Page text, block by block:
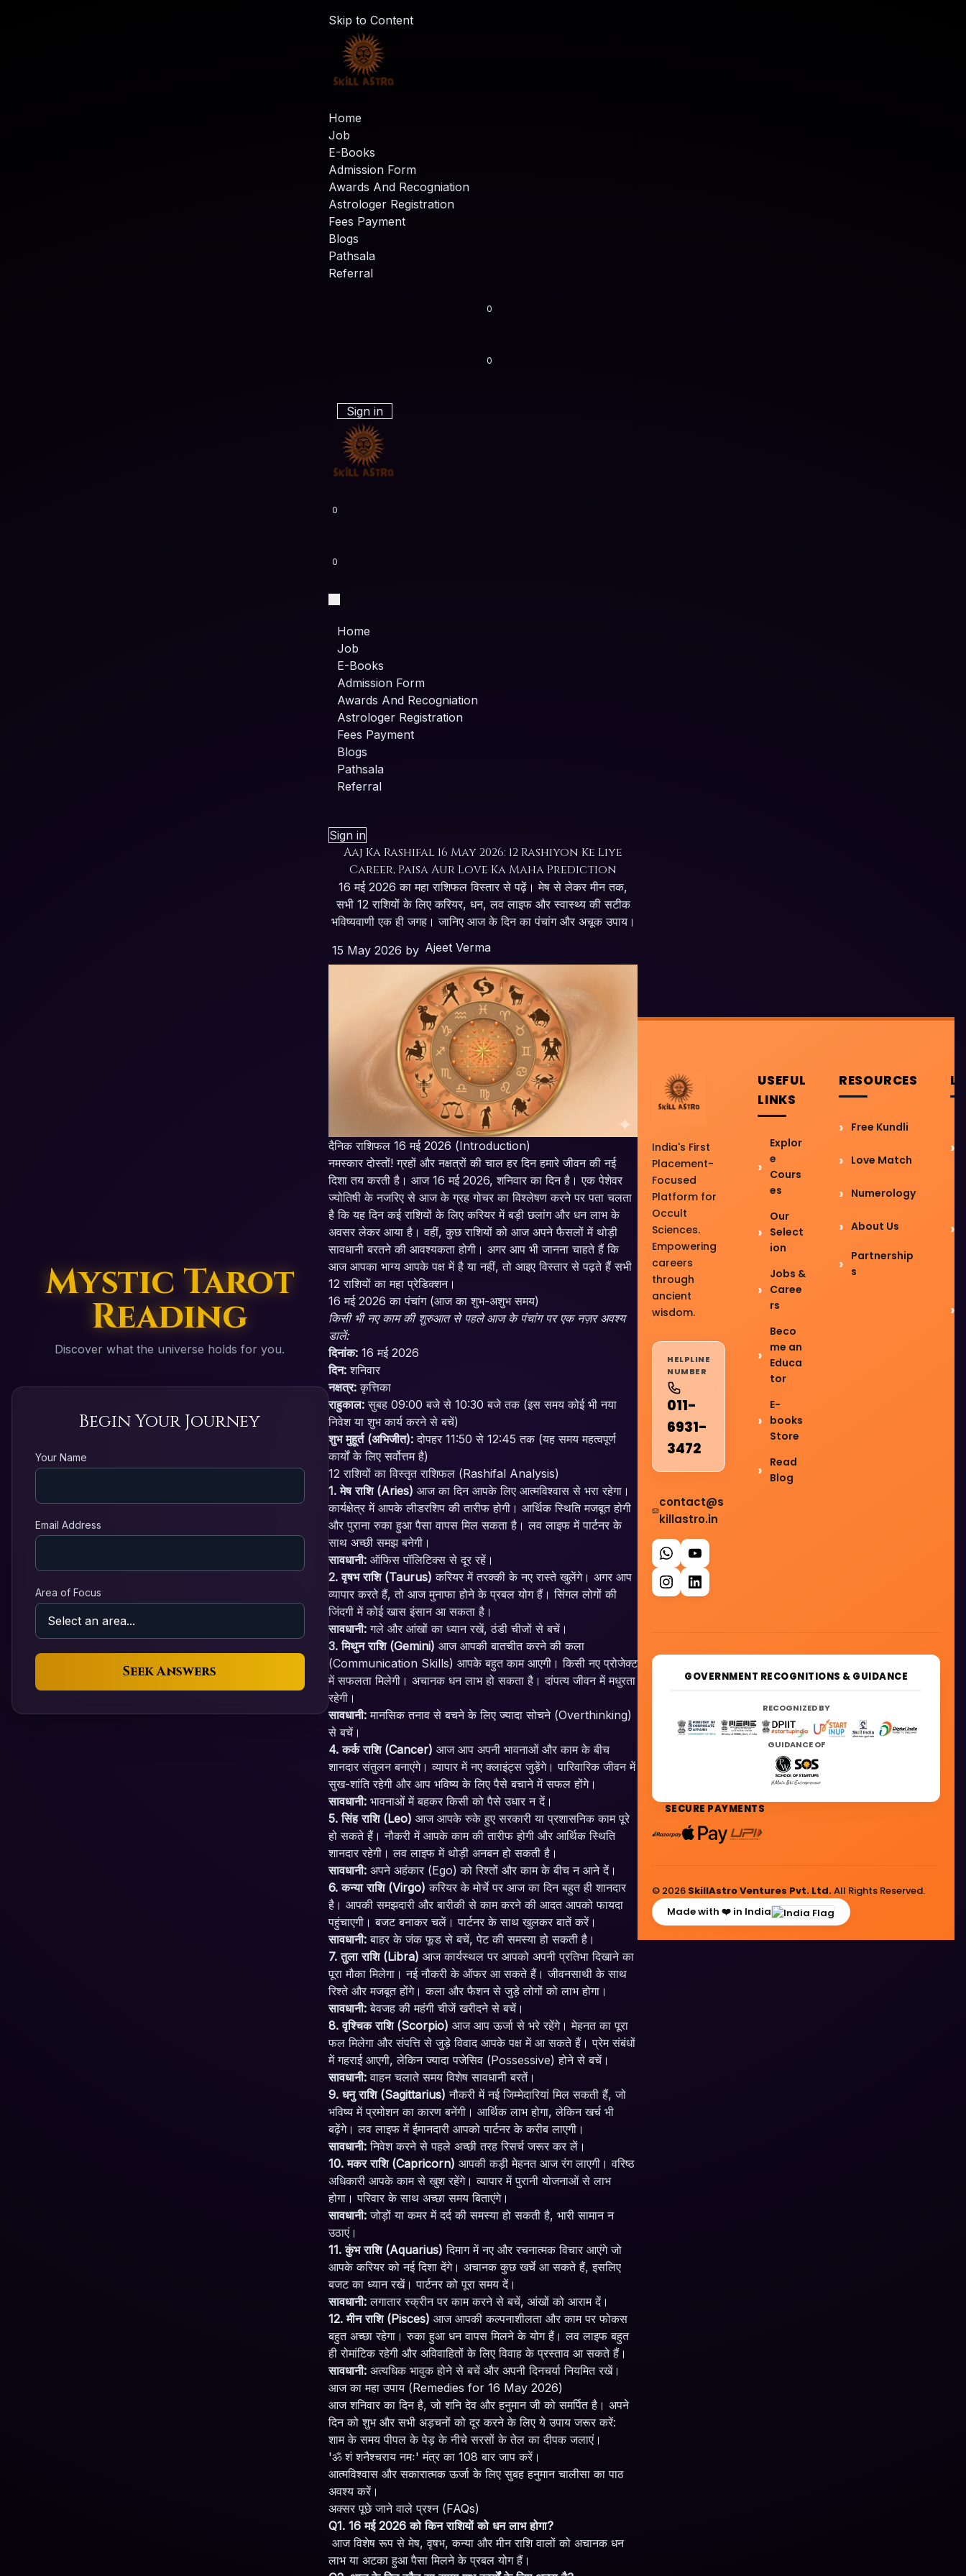
Mystic Tarot
Reading
Discover what the universe holds for you.
Begin Your Journey
Your Name
Email Address
Area of Focus
Seek Answers
Skip to Content
Home
Job
E-Books
Admission Form
Awards And Recogniation
Astrologer Registration
Fees Payment
Blogs
Pathsala
Referral
0
0
Sign in
0
0
Home
Job
E-Books
Admission Form
Awards And Recogniation
Astrologer Registration
Fees Payment
Blogs
Pathsala
Referral
Sign in
Aaj Ka Rashifal 16 May 2026: 12 Rashiyon Ke Liye
Career, Paisa Aur Love Ka Maha Prediction
16 मई 2026 का महा राशिफल विस्तार से पढ़ें। मेष से लेकर मीन तक,
सभी 12 राशियों के लिए करियर, धन, लव लाइफ और स्वास्थ्य की सटीक
भविष्यवाणी एक ही जगह। जानिए आज के दिन का पंचांग और अचूक उपाय।
15 May 2026 by Ajeet Verma
दैनिक राशिफल 16 मई 2026 (Introduction)
नमस्कार दोस्तों! ग्रहों और नक्षत्रों की चाल हर दिन हमारे जीवन की नई
दिशा तय करती है। आज 16 मई 2026, शनिवार का दिन है। एक पेशेवर
ज्योतिषी के नजरिए से आज के ग्रह गोचर का विश्लेषण करने पर पता चलता
है कि यह दिन कई राशियों के लिए करियर में बड़ी छलांग और धन लाभ के
अवसर लेकर आया है। वहीं, कुछ राशियों को आज अपने फैसलों में थोड़ी
सावधानी बरतने की आवश्यकता होगी। अगर आप भी जानना चाहते हैं कि
आज आपका भाग्य आपके पक्ष में है या नहीं, तो आइए विस्तार से पढ़ते हैं सभी
12 राशियों का महा प्रेडिक्शन।
16 मई 2026 का पंचांग (आज का शुभ-अशुभ समय)
किसी भी नए काम की शुरुआत से पहले आज के पंचांग पर एक नज़र अवश्य
डालें:
दिनांक:16 मई 2026
दिन:शनिवार
नक्षत्र:कृत्तिका
राहुकाल:सुबह 09:00 बजे से 10:30 बजे तक (इस समय कोई भी नया
निवेश या शुभ कार्य करने से बचें)
शुभ मुहूर्त (अभिजीत):दोपहर 11:50 से 12:45 तक (यह समय महत्वपूर्ण
कार्यों के लिए सर्वोत्तम है)
12 राशियों का विस्तृत राशिफल (Rashifal Analysis)
1. मेष राशि (Aries) आज का दिन आपके लिए आत्मविश्वास से भरा रहेगा।
कार्यक्षेत्र में आपके लीडरशिप की तारीफ होगी। आर्थिक स्थिति मजबूत होगी
और पुराना रुका हुआ पैसा वापस मिल सकता है। लव लाइफ में पार्टनर के
साथ अच्छी समझ बनेगी।
सावधानी:ऑफिस पॉलिटिक्स से दूर रहें।
2. वृषभ राशि (Taurus) करियर में तरक्की के नए रास्ते खुलेंगे। अगर आप
व्यापार करते हैं, तो आज मुनाफा होने के प्रबल योग हैं। सिंगल लोगों की
जिंदगी में कोई खास इंसान आ सकता है।
सावधानी:गले और आंखों का ध्यान रखें, ठंडी चीजों से बचें।
3. मिथुन राशि (Gemini) आज आपकी बातचीत करने की कला
(Communication Skills) आपके बहुत काम आएगी। किसी नए प्रोजेक्ट
में सफलता मिलेगी। अचानक धन लाभ हो सकता है। दांपत्य जीवन में मधुरता
रहेगी।
सावधानी:मानसिक तनाव से बचने के लिए ज्यादा सोचने (Overthinking)
से बचें।
4. कर्क राशि (Cancer) आज आप अपनी भावनाओं और काम के बीच
शानदार संतुलन बनाएंगे। व्यापार में नए क्लाइंट्स जुड़ेंगे। पारिवारिक जीवन में
सुख-शांति रहेगी और आप भविष्य के लिए पैसे बचाने में सफल होंगे।
सावधानी:भावनाओं में बहकर किसी को पैसे उधार न दें।
5. सिंह राशि (Leo) आज आपके रुके हुए सरकारी या प्रशासनिक काम पूरे
हो सकते हैं। नौकरी में आपके काम की तारीफ होगी और आर्थिक स्थिति
शानदार रहेगी। लव लाइफ में थोड़ी अनबन हो सकती है।
सावधानी:अपने अहंकार (Ego) को रिश्तों और काम के बीच न आने दें।
6. कन्या राशि (Virgo) करियर के मोर्चे पर आज का दिन बहुत ही शानदार
है। आपकी समझदारी और बारीकी से काम करने की आदत आपको फायदा
पहुंचाएगी। बजट बनाकर चलें। पार्टनर के साथ खुलकर बातें करें।
सावधानी:बाहर के जंक फूड से बचें, पेट की समस्या हो सकती है।
7. तुला राशि (Libra) आज कार्यस्थल पर आपको अपनी प्रतिभा दिखाने का
पूरा मौका मिलेगा। नई नौकरी के ऑफर आ सकते हैं। जीवनसाथी के साथ
रिश्ते और मजबूत होंगे। कला और फैशन से जुड़े लोगों को लाभ होगा।
सावधानी:बेवजह की महंगी चीजें खरीदने से बचें।
8. वृश्चिक राशि (Scorpio) आज आप ऊर्जा से भरे रहेंगे। मेहनत का पूरा
फल मिलेगा और संपत्ति से जुड़े विवाद आपके पक्ष में आ सकते हैं। प्रेम संबंधों
में गहराई आएगी, लेकिन ज्यादा पजेसिव (Possessive) होने से बचें।
सावधानी:वाहन चलाते समय विशेष सावधानी बरतें।
9. धनु राशि (Sagittarius) नौकरी में नई जिम्मेदारियां मिल सकती हैं, जो
भविष्य में प्रमोशन का कारण बनेंगी। आर्थिक लाभ होगा, लेकिन खर्च भी
बढ़ेंगे। लव लाइफ में ईमानदारी आपको पार्टनर के करीब लाएगी।
सावधानी:निवेश करने से पहले अच्छी तरह रिसर्च जरूर कर लें।
10. मकर राशि (Capricorn) आपकी कड़ी मेहनत आज रंग लाएगी। वरिष्ठ
अधिकारी आपके काम से खुश रहेंगे। व्यापार में पुरानी योजनाओं से लाभ
होगा। परिवार के साथ अच्छा समय बिताएंगे।
सावधानी:जोड़ों या कमर में दर्द की समस्या हो सकती है, भारी सामान न
उठाएं।
11. कुंभ राशि (Aquarius) दिमाग में नए और रचनात्मक विचार आएंगे जो
आपके करियर को नई दिशा देंगे। अचानक कुछ खर्चे आ सकते हैं, इसलिए
बजट का ध्यान रखें। पार्टनर को पूरा समय दें।
सावधानी:लगातार स्क्रीन पर काम करने से बचें, आंखों को आराम दें।
12. मीन राशि (Pisces) आज आपकी कल्पनाशीलता और काम पर फोकस
बहुत अच्छा रहेगा। रुका हुआ धन वापस मिलने के योग हैं। लव लाइफ बहुत
ही रोमांटिक रहेगी और अविवाहितों के लिए विवाह के प्रस्ताव आ सकते हैं।
सावधानी:अत्यधिक भावुक होने से बचें और अपनी दिनचर्या नियमित रखें।
आज का महा उपाय (Remedies for 16 May 2026)
आज शनिवार का दिन है, जो शनि देव और हनुमान जी को समर्पित है। अपने
दिन को शुभ और सभी अड़चनों को दूर करने के लिए ये उपाय जरूर करें:
शाम के समय पीपल के पेड़ के नीचे सरसों के तेल का दीपक जलाएं।
'ॐ शं शनैश्चराय नमः' मंत्र का 108 बार जाप करें।
आत्मविश्वास और सकारात्मक ऊर्जा के लिए सुबह हनुमान चालीसा का पाठ
अवश्य करें।
अक्सर पूछे जाने वाले प्रश्न (FAQs)
Q1. 16 मई 2026 को किन राशियों को धन लाभ होगा?
आज विशेष रूप से मेष, वृषभ, कन्या और मीन राशि वालों को अचानक धन
लाभ या अटका हुआ पैसा मिलने के प्रबल योग हैं।
India's First
Placement-
Focused
Platform for
Occult
Sciences.
Empowering
careers
through
ancient
wisdom.
HELPLINE
NUMBER
011-
6931-
3472
contact@s
killastro.in
USEFUL
LINKS
Explor
e
Cours
es
Our
Select
ion
Jobs &
Caree
rs
Beco
me an
Educa
tor
E-
books
Store
Read
Blog
RESOURCES
Free Kundli
Love Match
Numerology
About Us
Partnership
s
GOVERNMENT RECOGNITIONS & GUIDANCE
RECOGNIZED BY
GUIDANCE OF
SECURE PAYMENTS
© 2026 SkillAstro Ventures Pvt. Ltd.All Rights Reserved.
Made with ❤️ in India